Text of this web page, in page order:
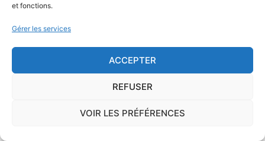
et fonctions.
Gérer les services
ACCEPTER
REFUSER
VOIR LES PRÉFÉRENCES
deconcentration de radon de 1
Il existe également, dans certaines communes françaises,
concentration en radon qui peut être importante
radium et de l'uranium, deux éléments qui se trouvent